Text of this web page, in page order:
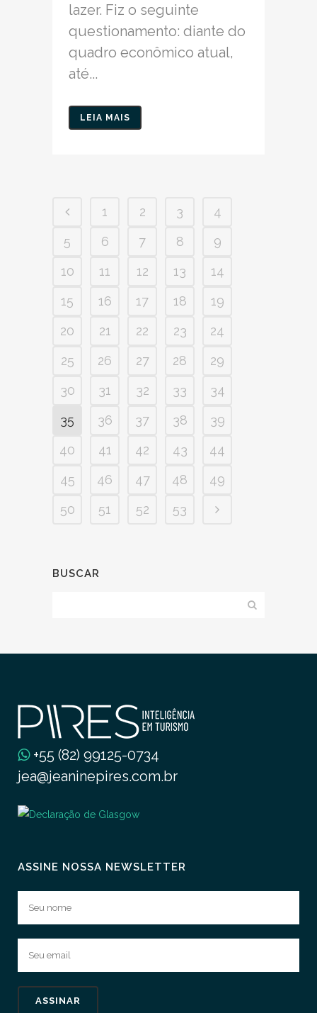
lazer. Fiz o seguinte
questionamento: diante do
quadro econômico atual,
até...
LEIA MAIS
1 2 3
4
5
6 7 8
9
10
11 12 13
14
15
16 17 18
19
20
21 22 23
24
25
26 27 28
29
30
31 32 33
34
35
36 37 38
39
40
41 42 43
44
45
46 47 48
49
50
51 52 53
BUSCAR
+55 (82) 99125-0734
jea@jeaninepires.com.br
ASSINE NOSSA NEWSLETTER